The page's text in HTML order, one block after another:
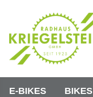
E-BIKES BIKES